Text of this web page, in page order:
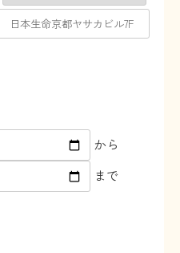
から
まで